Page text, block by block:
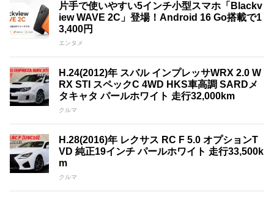
片手で使いやすい5インチ小型スマホ「Blackv
iew WAVE 2C」登場！Android 16 Go搭載で1
3,400円
エンタメ
H.24(2012)年 スバル インプレッサWRX 2.0 W
RX STI スペックC 4WD HKS車高調 SARDメ
タキャタ パールホワイト 走行32,000km
クルマ
H.28(2016)年 レクサス RC F 5.0 オプションT
VD 純正19インチ パールホワイト 走行33,500k
m
クルマ